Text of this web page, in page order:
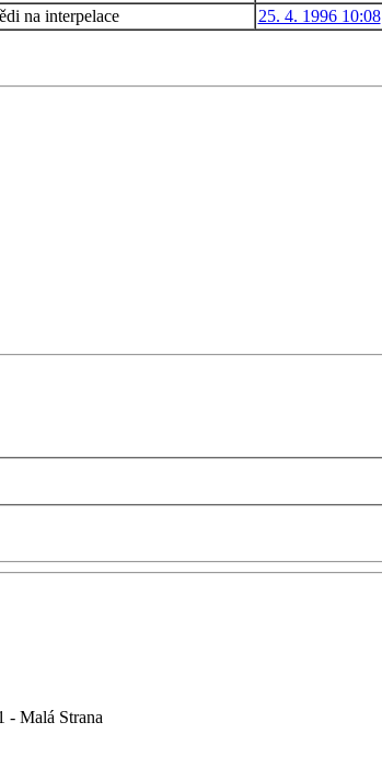
na interpelace 25. 4. 1996 10:08
- Malá Strana